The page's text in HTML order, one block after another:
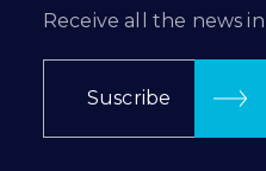
Receive all the news
Suscribe